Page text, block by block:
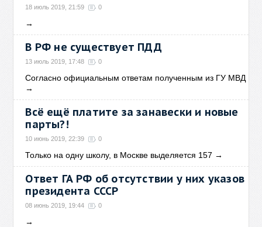
18 июль 2019, 21:59 0
→
В РФ не существует ПДД
13 июль 2019, 17:48 0
Согласно официальным ответам полученным из ГУ МВД
→
Всё ещё платите за занавески и новые
парты?!
10 июнь 2019, 22:39 0
Только на одну школу, в Москве выделяется 157 →
Ответ ГА РФ об отсутствии у них указов
президента СССР
08 июнь 2019, 19:44 0
→